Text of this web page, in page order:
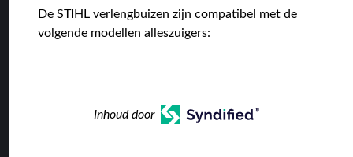
De STIHL verlengbuizen zijn compatibel met de
volgende modellen alleszuigers:
Inhoud door